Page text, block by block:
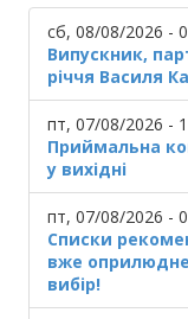
сб, 08/08/2026 -
Випускник,
річчя Василя
пт, 07/08/2026 -
Приймальна
у вихідні
пт, 07/08/2026 -
Списки
вже
вибір!